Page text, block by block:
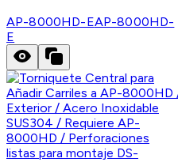
AP-8000HD-EAP-8000HD-
E